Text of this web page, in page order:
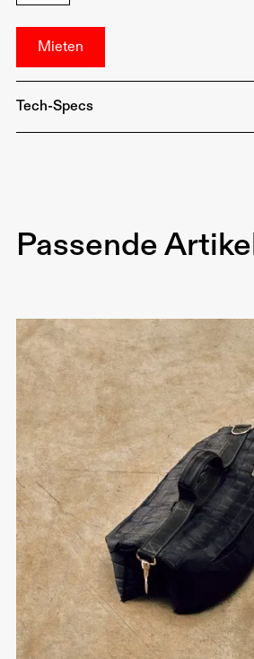
Tech-Specs
Befestigung: Schlaufen und
Handhabung
Passende